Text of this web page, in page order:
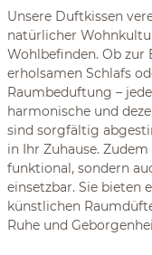
Unsere Duftkissen
natürlicher
Wohlbefinden. Ob zur
erholsamen Schlafs
Raumbeduftung –
harmonische und
sind sorgfältig
in Ihr Zuhause.
funktional, sondern
einsetzbar. Sie bieten
künstlichen
Ruhe und